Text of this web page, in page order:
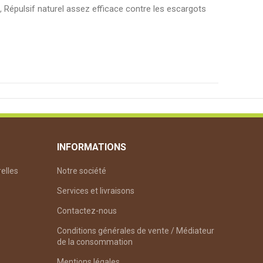
Répulsif naturel assez efficace contre les escargots
6.8
92%
INFORMATIONS
Notre société
Services et livraisons
Contactez-nous
Conditions générales de vente / Médiateur
de la consommation